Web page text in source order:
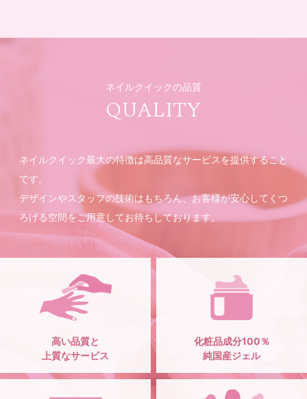
ネイルクイックの品質
QUALITY
ネイルクイック最大の特徴は高品質なサービスを提供すること
です。
デザインやスタッフの技術はもちろん、お客様が安心してくつ
ろげる空間をご用意してお待ちしております。
高い品質と
上質なサービス
化粧品成分100％
純国産ジェル